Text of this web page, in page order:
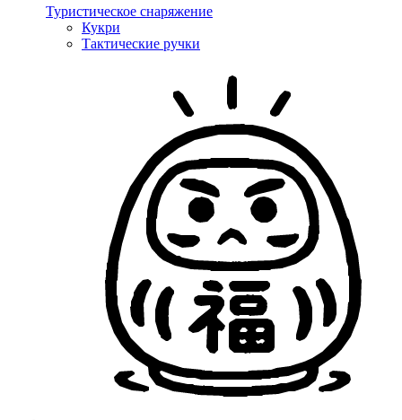
Туристическое снаряжение
Кукри
Тактические ручки